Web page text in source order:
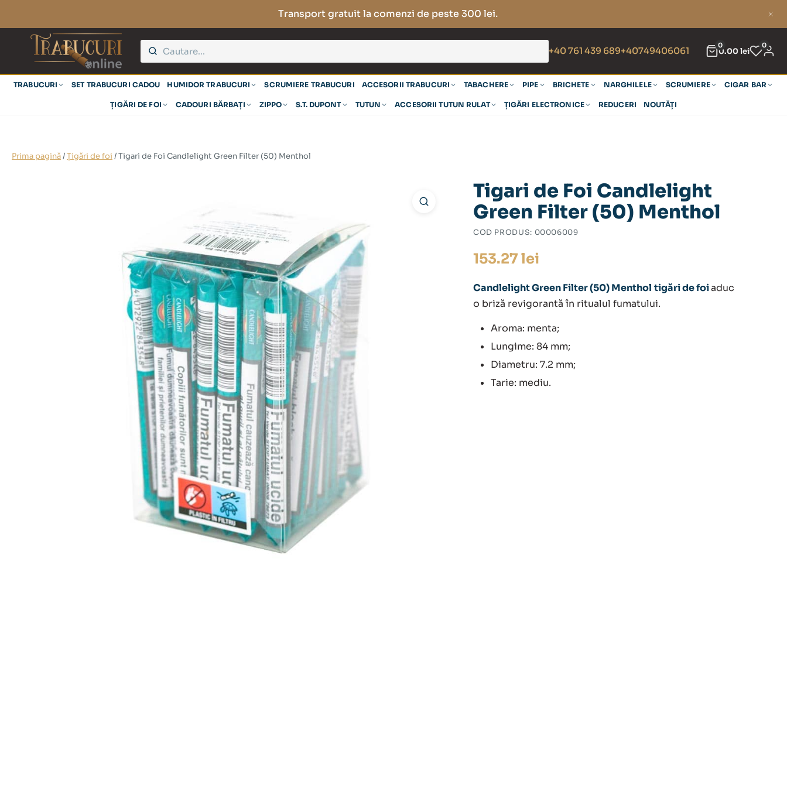
Transport gratuit la comenzi de peste 300 lei.
+40 761 439 689+40749406061 0
0.00lei
0
TRABUCURI SET TRABUCURI CADOU HUMIDOR TRABUCURI SCRUMIERE TRABUCURI ACCESORII TRABUCURI TABACHERE PIPE BRICHETE NARGHILELE SCRUMIERE CIGAR BAR
ȚIGĂRI DE FOI CADOURI BĂRBAȚI ZIPPO S.T. DUPONT TUTUN ACCESORII TUTUN RULAT ȚIGĂRI ELECTRONICE REDUCERI NOUTĂȚI
Prima pagină/Țigări de foi / Tigari de Foi Candlelight Green Filter (50) Menthol
Tigari de Foi Candlelight
Green Filter (50) Menthol
COD PRODUS: 00006009
153.27 lei
Candlelight Green Filter (50) Menthol tigări de foiaduc
o briză revigorantă în ritualul fumatului.
Aroma: menta;
Lungime: 84 mm;
Diametru: 7.2 mm;
Tarie: mediu.